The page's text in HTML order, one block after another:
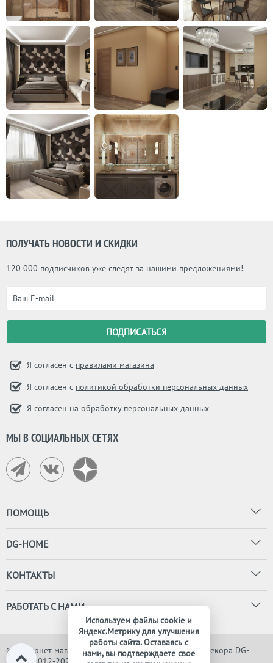
ПОЛУЧАТЬ НОВОСТИ И СКИДКИ
120 000 подписчиков уже следят за нашими предложениями!
Я согласен с правилами магазина
Я согласен с политикой обработки персональных данных
Я согласен на обработку персональных данных
МЫ В СОЦИАЛЬНЫХ СЕТЯХ
ПОМОЩЬ
DG-HOME
КОНТАКТЫ
РАБОТАТЬ С НАМИ
© Интернет магазин дизайнерской мебели, света и декора DG-
Используем файлы cookie и
Яндекс.Метрику для улучшения
работы сайта. Оставаясь с
нами, вы подтверждаете свое